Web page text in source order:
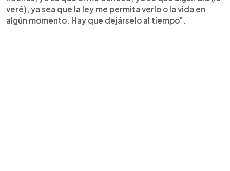
veré), ya sea que la ley me permita verlo o la vida en
algún momento. Hay que dejárselo al tiempo".